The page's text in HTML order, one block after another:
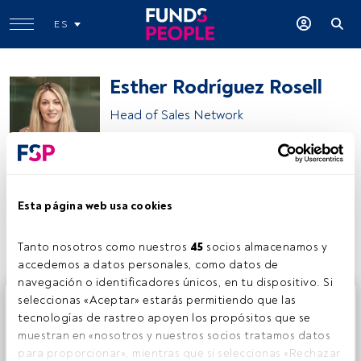
Esta página web usa cookies
Tanto nosotros como nuestros 45 socios almacenamos y
accedemos a datos personales, como datos de
navegación o identificadores únicos, en tu dispositivo. Si
seleccionas «Aceptar» estarás permitiendo que las
tecnologías de rastreo apoyen los propósitos que se
muestran en «nosotros y nuestros socios tratamos datos
para proporcionar», mientras que si seleccionas «Rechazar
ES
Esther Rodríguez Rosell
Head of Sales Network
Compartir:
Este es un artículo exclusivo para los usuarios registrados
de FundsPeople. Si ya estás registrado, accede desde el
botón Login. Si aún no tienes cuenta, te invitamos a
registrarte y disfrutar de todo el universo que ofrece